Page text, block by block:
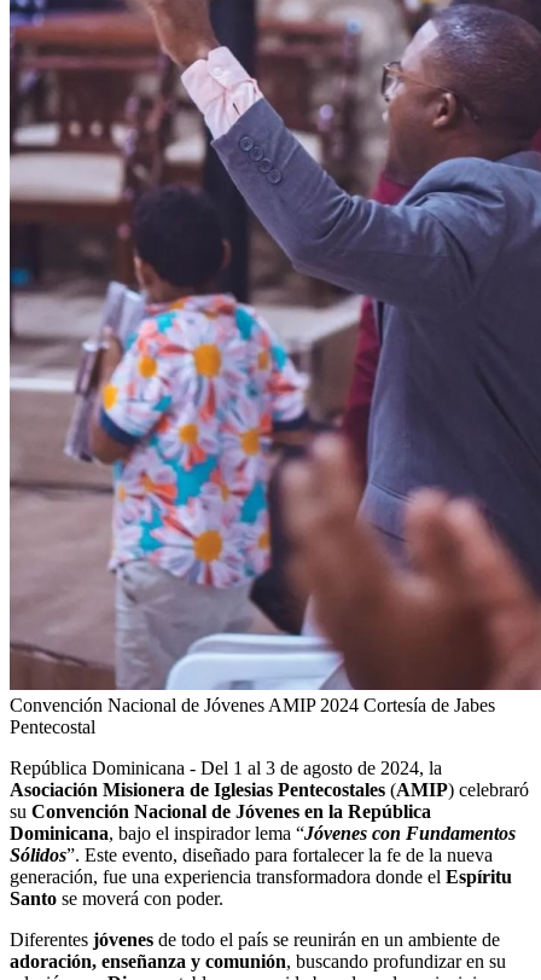
Convención Nacional de Jóvenes AMIP 2024 Cortesía de Jabes
Pentecostal
República Dominicana - Del 1 al 3 de agosto de 2024, la
Asociación Misionera de Iglesias Pentecostales (AMIP) celebraró
su Convención Nacional de Jóvenes en la República
Dominicana, bajo el inspirador lema “Jóvenes con Fundamentos
Sólidos”. Este evento, diseñado para fortalecer la fe de la nueva
generación, fue una experiencia transformadora donde el Espíritu
Santo se moverá con poder.
Diferentes jóvenes de todo el país se reunirán en un ambiente de
adoración, enseñanza y comunión, buscando profundizar en su